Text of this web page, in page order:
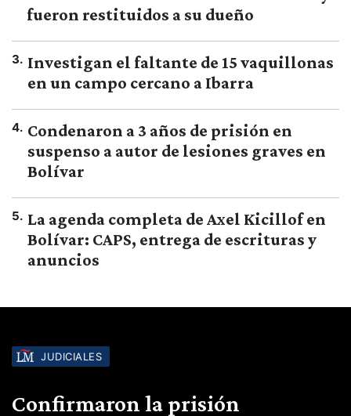
fueron restituidos a su dueño
3. Investigan el faltante de 15 vaquillonas
en un campo cercano a Ibarra
4. Condenaron a 3 años de prisión en
suspenso a autor de lesiones graves en
Bolívar
5. La agenda completa de Axel Kicillof en
Bolívar: CAPS, entrega de escrituras y
anuncios
JUDICIALES
Confirmaron la prisión